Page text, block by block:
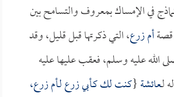
في الإمساك بمعروف والتسامح بين
قصةأم زرع، التي ذكرتها قبل قليل، وقد
الله عليه وسلم، فعقب عليها عليه
لـعائشة{كنت لك كـأبي زرعلـأم زرع،